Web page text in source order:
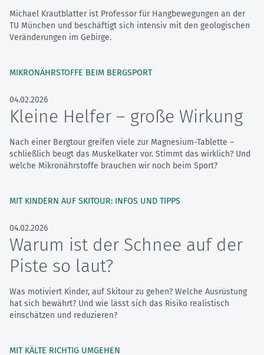
Michael Krautblatter ist Professor für Hangbewegungen an der
TU München und beschäftigt sich intensiv mit den geologischen
Veränderungen im Gebirge.
MIKRONÄHRSTOFFE BEIM BERGSPORT
04.02.2026
Kleine Helfer – große Wirkung
Nach einer Bergtour greifen viele zur Magnesium-Tablette –
schließlich beugt das Muskelkater vor. Stimmt das wirklich? Und
welche Mikronährstoffe brauchen wir noch beim Sport?
MIT KINDERN AUF SKITOUR: INFOS UND TIPPS
04.02.2026
Warum ist der Schnee auf der
Piste so laut?
Was motiviert Kinder, auf Skitour zu gehen? Welche Ausrüstung
hat sich bewährt? Und wie lässt sich das Risiko realistisch
einschätzen und reduzieren?
MIT KÄLTE RICHTIG UMGEHEN